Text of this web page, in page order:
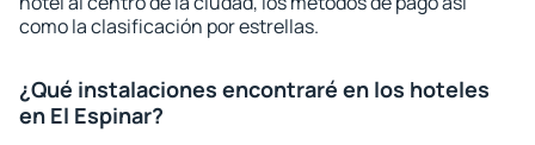
como la clasificación por estrellas.
¿Qué instalaciones encontraré en los hoteles
en El Espinar?